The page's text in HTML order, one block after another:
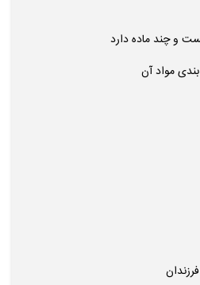
و چند ماده دارد
مواد آن